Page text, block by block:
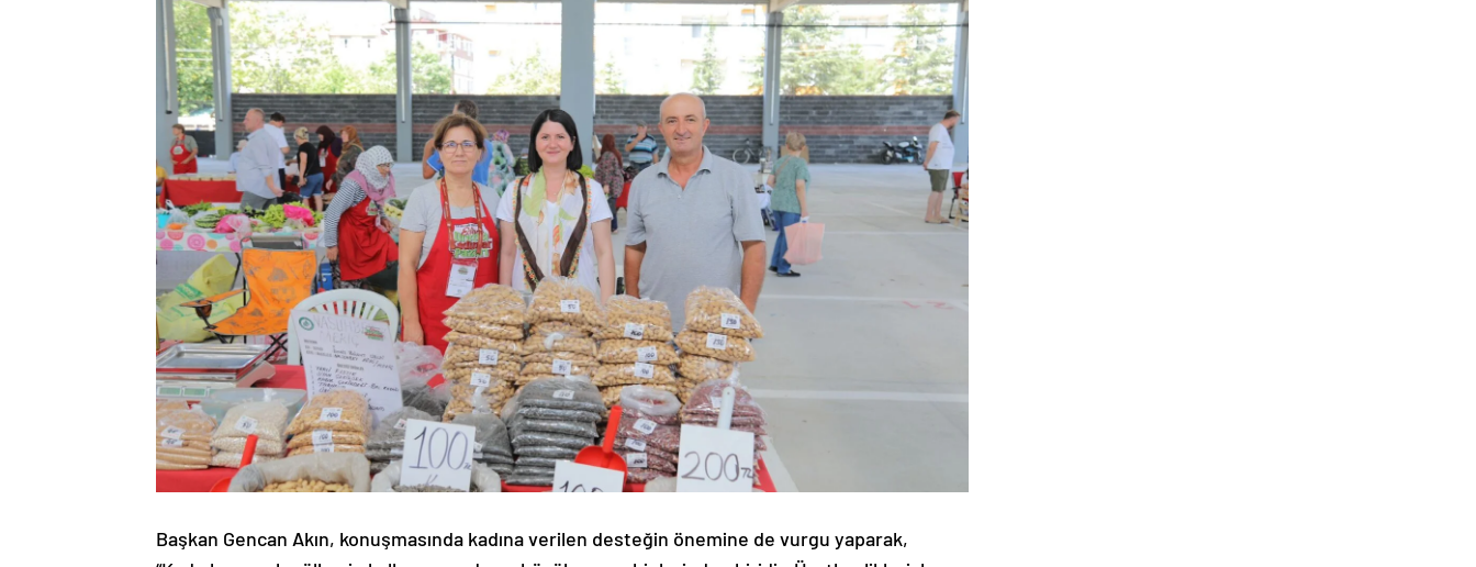
Başkan Gencan Akın, konuşmasında kadına verilen desteğin önemine de vurgu yaparak,